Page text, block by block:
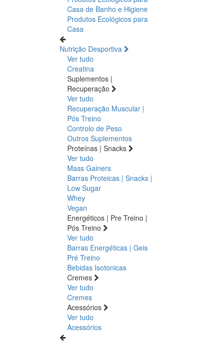
Casa de Banho e Higiene
Produtos Ecológicos para
Casa
Nutrição Desportiva
Ver tudo
Creatina
Suplementos |
Recuperação
Ver tudo
Recuperação Muscular |
Pós Treino
Controlo de Peso
Outros Suplementos
Proteínas | Snacks
Ver tudo
Mass Gainers
Barras Proteicas | Snacks |
Low Sugar
Whey
Vegan
Energéticos | Pre Treino |
Pós Treino
Ver tudo
Barras Energéticas | Geis
Pré Treino
Bebidas Isotonicas
Cremes
Ver tudo
Cremes
Acessórios
Ver tudo
Acessórios